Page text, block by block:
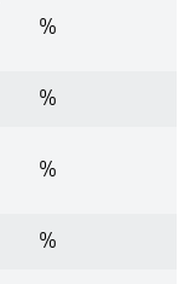
%
%
%
%